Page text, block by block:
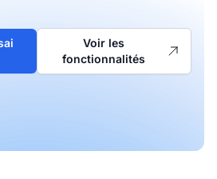
Voir les
fonctionnalités